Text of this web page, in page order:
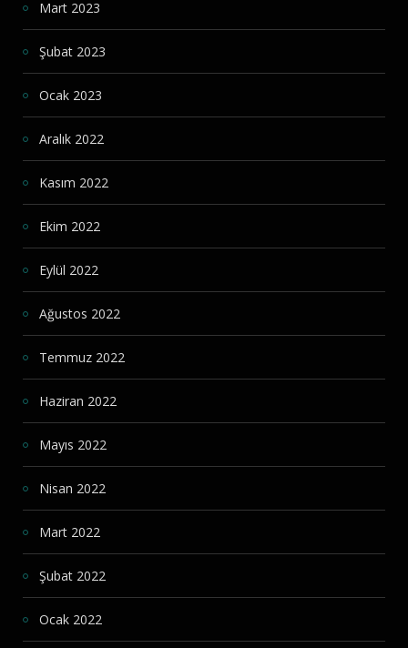
Mart 2023
Şubat 2023
Ocak 2023
Aralık 2022
Kasım 2022
Ekim 2022
Eylül 2022
Ağustos 2022
Temmuz 2022
Haziran 2022
Mayıs 2022
Nisan 2022
Mart 2022
Şubat 2022
Ocak 2022